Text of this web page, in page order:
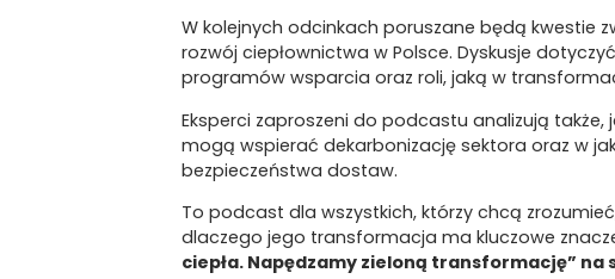
W kolejnych odcinkach poruszane będą kwestie
rozwój ciepłownictwa w Polsce. Dyskusje
programów wsparcia oraz roli, jaką w
Eksperci zaproszeni do podcastu analizują
mogą wspierać dekarbonizację sektora oraz w
bezpieczeństwa dostaw.
To podcast dla wszystkich, którzy chcą
dlaczego jego transformacja ma kluczowe
ciepła. Napędzamy zieloną transformację” na